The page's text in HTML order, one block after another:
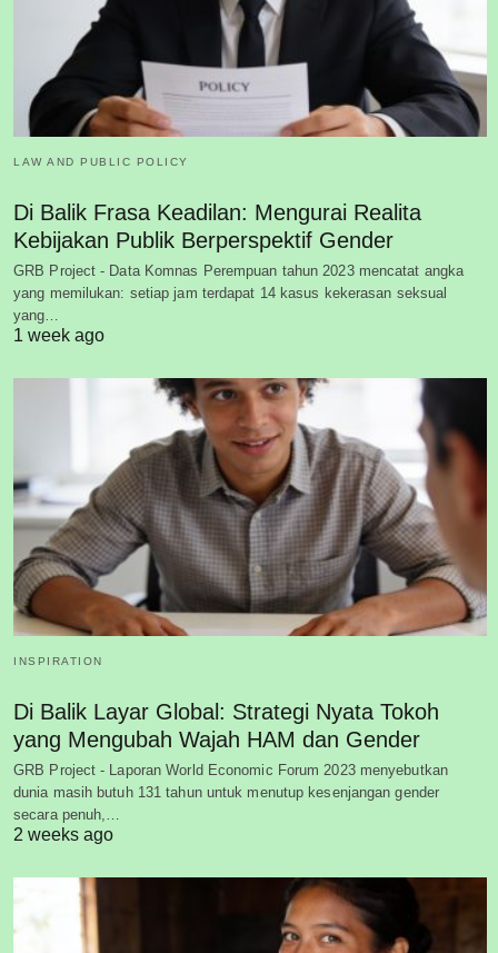
LAW AND PUBLIC POLICY
Di Balik Frasa Keadilan: Mengurai Realita
Kebijakan Publik Berperspektif Gender
GRB Project - Data Komnas Perempuan tahun 2023 mencatat angka
yang memilukan: setiap jam terdapat 14 kasus kekerasan seksual
yang…
1 week ago
INSPIRATION
Di Balik Layar Global: Strategi Nyata Tokoh
yang Mengubah Wajah HAM dan Gender
GRB Project - Laporan World Economic Forum 2023 menyebutkan
dunia masih butuh 131 tahun untuk menutup kesenjangan gender
secara penuh,…
2 weeks ago